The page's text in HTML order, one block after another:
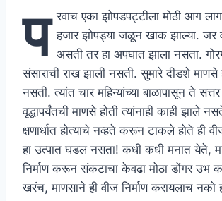
प रवाच एका झोपडपट्टीला मोठी आग
हजार झोपड्या जळून खाक झाल्या. जर
असती तर हा अपघात झाला नसता.
संसाराची राख झाली नसती. सुमारे दीडशे माणसे
नसती. त्यांत चार महिन्यांच्या बाळापासून ते सत्तर
वृद्धापर्यंतची माणसे होती त्यांनाही काही झाले
क्षणार्धात होत्याचे नव्हते करून टाकले होते ही
हा उत्पात घडल नसता! कधी कधी मनात येते,
निर्माण करून संकटाचा केवढा मोठा डोंगर
खरंच, माणसाने ही वीज निर्माण करायलाच नको